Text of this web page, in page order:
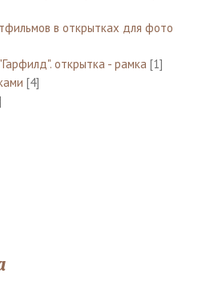
в открытках для фото
открытка - рамка [1]
[4]